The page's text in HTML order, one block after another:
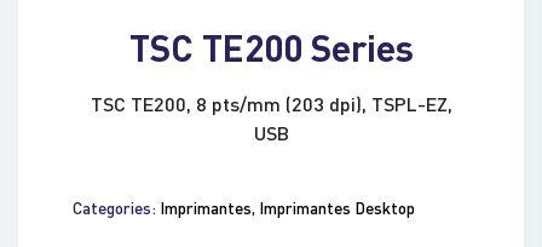
TSC TE200 Series
TSC TE200, 8 pts/mm (203 dpi), TSPL-EZ,
USB
Categories: Imprimantes, Imprimantes Desktop